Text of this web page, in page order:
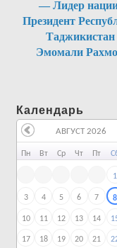
— Лидер
Президент
Таджикистан
Эмомали
Календарь
Пн Вт Ср Чт Пт
1
3 4 5 6 7 8
10 11 12 13 14
17 18 19 20 21
АВГУСТ 2026